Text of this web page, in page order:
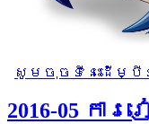
សូមចុចទីនេះដើម្បី
2016-05 ក